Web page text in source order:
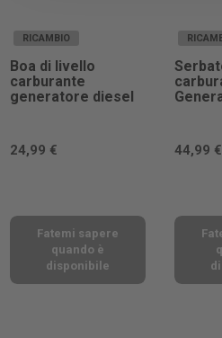
RICAMBIO
Boa di livello
carburante
generatore diesel
24,99 €
Fatemi sapere
quando è
disponibile
44,99 €